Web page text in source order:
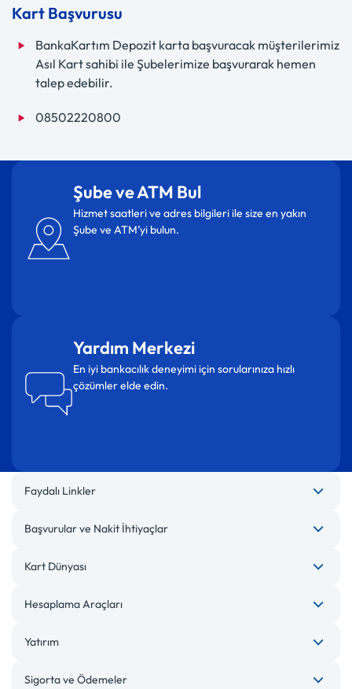
Kart Başvurusu
BankaKartım Depozit karta başvuracak müşterilerimiz
Asıl Kart sahibi ile Şubelerimize başvurarak hemen
talep edebilir.
08502220800
Şube ve ATM Bul
Hizmet saatleri ve adres bilgileri ile size en yakın
Şube ve ATM’yi bulun.
Yardım Merkezi
En iyi bankacılık deneyimi için sorularınıza hızlı
çözümler elde edin.
Faydalı Linkler
Başvurular ve Nakit İhtiyaçlar
Kart Dünyası
Hesaplama Araçları
Yatırım
Sigorta ve Ödemeler